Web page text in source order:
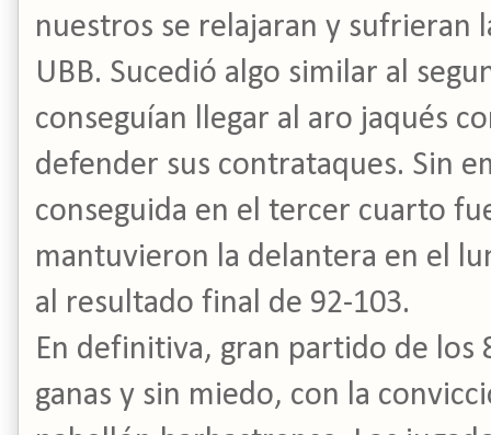
nuestros se relajaran y sufrieran
UBB. Sucedió algo similar al
conseguían llegar al aro jaqués
defender sus contrataques. Sin
conseguida en el tercer cuarto
mantuvieron la delantera en el
al resultado final de 92-103.
En definitiva, gran partido de los
ganas y sin miedo, con la